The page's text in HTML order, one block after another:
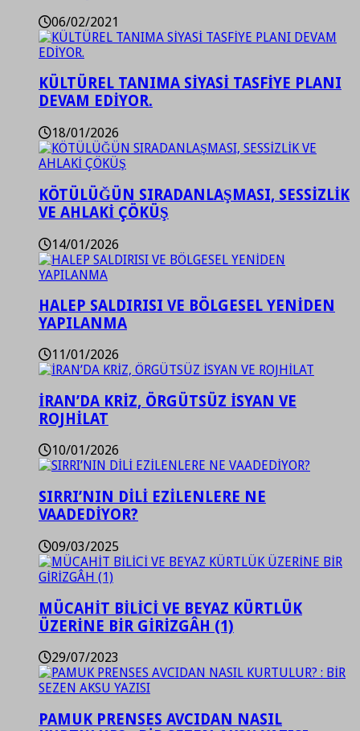
06/02/2021
KÜLTÜREL TANIMA SİYASİ TASFİYE PLANI
DEVAM EDİYOR.
18/01/2026
KÖTÜLÜĞÜN SIRADANLAŞMASI, SESSİZLİK
VE AHLAKİ ÇÖKÜŞ
14/01/2026
HALEP SALDIRISI VE BÖLGESEL YENİDEN
YAPILANMA
11/01/2026
İRAN’DA KRİZ, ÖRGÜTSÜZ İSYAN VE
ROJHİLAT
10/01/2026
SIRRI’NIN DİLİ EZİLENLERE NE
VAADEDİYOR?
09/03/2025
MÜCAHİT BİLİCİ VE BEYAZ KÜRTLÜK
ÜZERİNE BİR GİRİZGÂH (1)
29/07/2023
PAMUK PRENSES AVCIDAN NASIL